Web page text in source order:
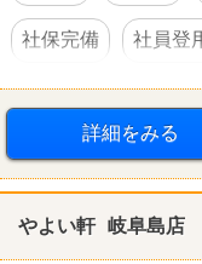
社保完備 社員登
ドラッグストア
詳細をみる
やよい軒 岐阜島店